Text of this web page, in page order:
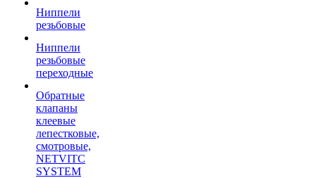
Ниппели
резьбовые
Ниппели
резьбовые
переходные
Обратные
клапаны
клеевые
лепестковые,
смотровые,
NETVITC
SYSTEM